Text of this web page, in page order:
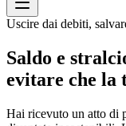
Uscire dai debiti,
Saldo e
evitare che la
Hai ricevuto un atto di